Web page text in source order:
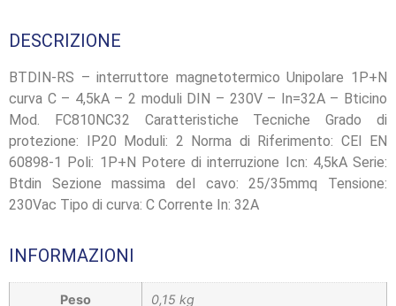
DESCRIZIONE
BTDIN-RS – interruttore magnetotermico Unipolare 1P+N
curva C – 4,5kA – 2 moduli DIN – 230V – In=32A – Bticino
Mod. FC810NC32 Caratteristiche Tecniche Grado di
protezione: IP20 Moduli: 2 Norma di Riferimento: CEI EN
60898-1 Poli: 1P+N Potere di interruzione Icn: 4,5kA Serie:
Btdin Sezione massima del cavo: 25/35mmq Tensione:
230Vac Tipo di curva: C Corrente In: 32A
INFORMAZIONI
Peso 0,15 kg